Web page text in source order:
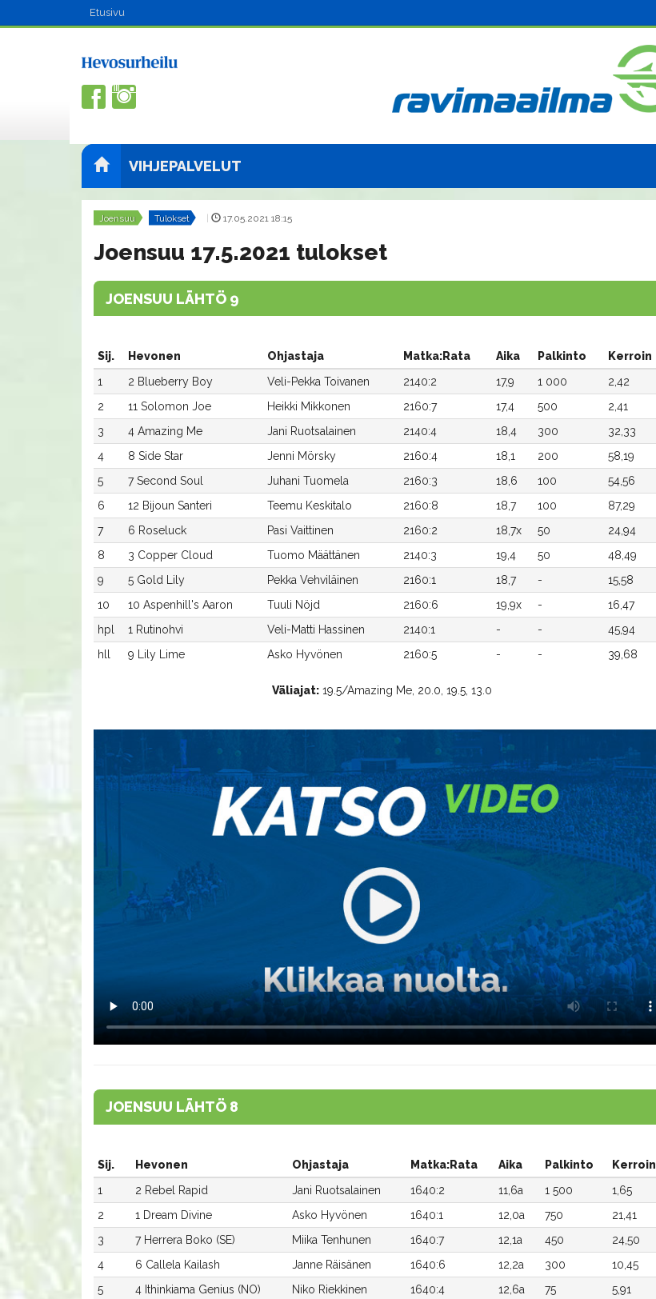
Etusivu
VIHJEPALVELUT
Joensuu Tulokset 17.05.2021 18:15
Joensuu 17.5.2021 tulokset
JOENSUU LÄHTÖ 9
Sij. Hevonen Ohjastaja Matka:Rata Aika Palkinto
Kerroin
1
2 Blueberry Boy Veli-Pekka Toivanen 2140:2 17,9 1 000
2,42
2
11 Solomon Joe Heikki Mikkonen 2160:7 17,4 500
2,41
3
4 Amazing Me Jani Ruotsalainen 2140:4 18,4 300
32,33
4
8 Side Star Jenni Mörsky 2160:4 18,1 200
58,19
5
7 Second Soul Juhani Tuomela 2160:3 18,6 100
54,56
6
12 Bijoun Santeri Teemu Keskitalo 2160:8 18,7 100
87,29
7
6 Roseluck Pasi Vaittinen 2160:2 18,7x 50
24,94
8
3 Copper Cloud Tuomo Määttänen 2140:3 19,4 50
48,49
9
5 Gold Lily Pekka Vehviläinen 2160:1 18,7 -
15,58
10
10 Aspenhill's Aaron Tuuli Nöjd 2160:6 19,9x -
16,47
hpl
1 Rutinohvi Veli-Matti Hassinen 2140:1 - -
45,94
hll
9 Lily Lime Asko Hyvönen 2160:5 - - 39,68
Väliajat:19.5/Amazing Me, 20.0, 19.5, 13.0
JOENSUU LÄHTÖ 8
Sij. Hevonen Ohjastaja Matka:Rata Aika Palkinto
Kerroin
1
2 Rebel Rapid Jani Ruotsalainen 1640:2 11,6a 1 500
1,65
2
1 Dream Divine Asko Hyvönen 1640:1 12,0a 750
21,41
3
7 Herrera Boko (SE) Miika Tenhunen 1640:7 12,1a 450
24,50
4
6 Callela Kailash Janne Räisänen 1640:6 12,2a 300
10,45
5
4 Ithinkiama Genius (NO) Niko Riekkinen 1640:4 12,6a 75
5,91